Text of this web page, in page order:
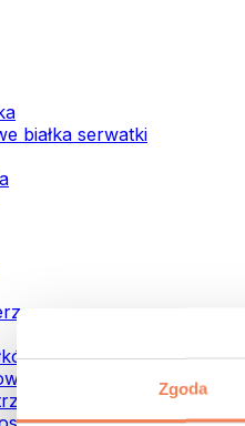
Zgoda
białka serwatki
w proszku
ready to drink